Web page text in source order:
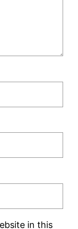
in this